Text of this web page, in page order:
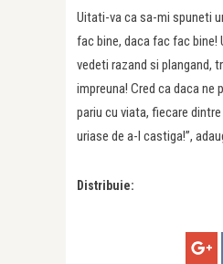
Uitati-va ca sa-mi spuneti
fac bine, daca fac fac bine!
vedeti razand si plangand,
impreuna! Cred ca daca ne
pariu cu viata, fiecare
uriase de a-l castiga!”,
Distribuie: